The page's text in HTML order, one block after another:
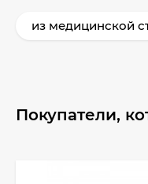
из медицинской
Покупатели,